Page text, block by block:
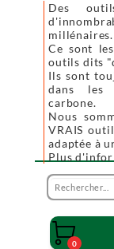
Des
millénaires.
Ce sont
outils dits
Ils sont
dans les
carbone.
Nous
VRAIS
adaptée à
Plus

0